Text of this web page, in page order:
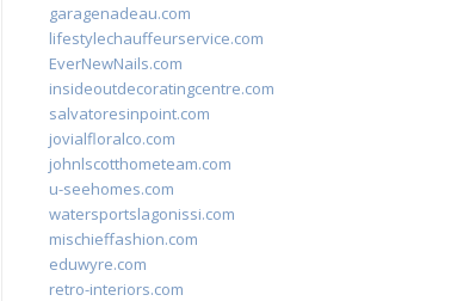
garagenadeau.com
lifestylechauffeurservice.com
EverNewNails.com
insideoutdecoratingcentre.com
salvatoresinpoint.com
jovialfloralco.com
johnlscotthometeam.com
u-seehomes.com
watersportslagonissi.com
mischieffashion.com
eduwyre.com
retro-interiors.com